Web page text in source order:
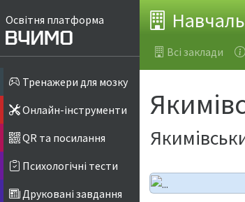
Освітня платформа
Тренажери для мозку
Онлайн-інструменти
QR та посилання
Психологічні тести
Друковані завдання
Всі заклади